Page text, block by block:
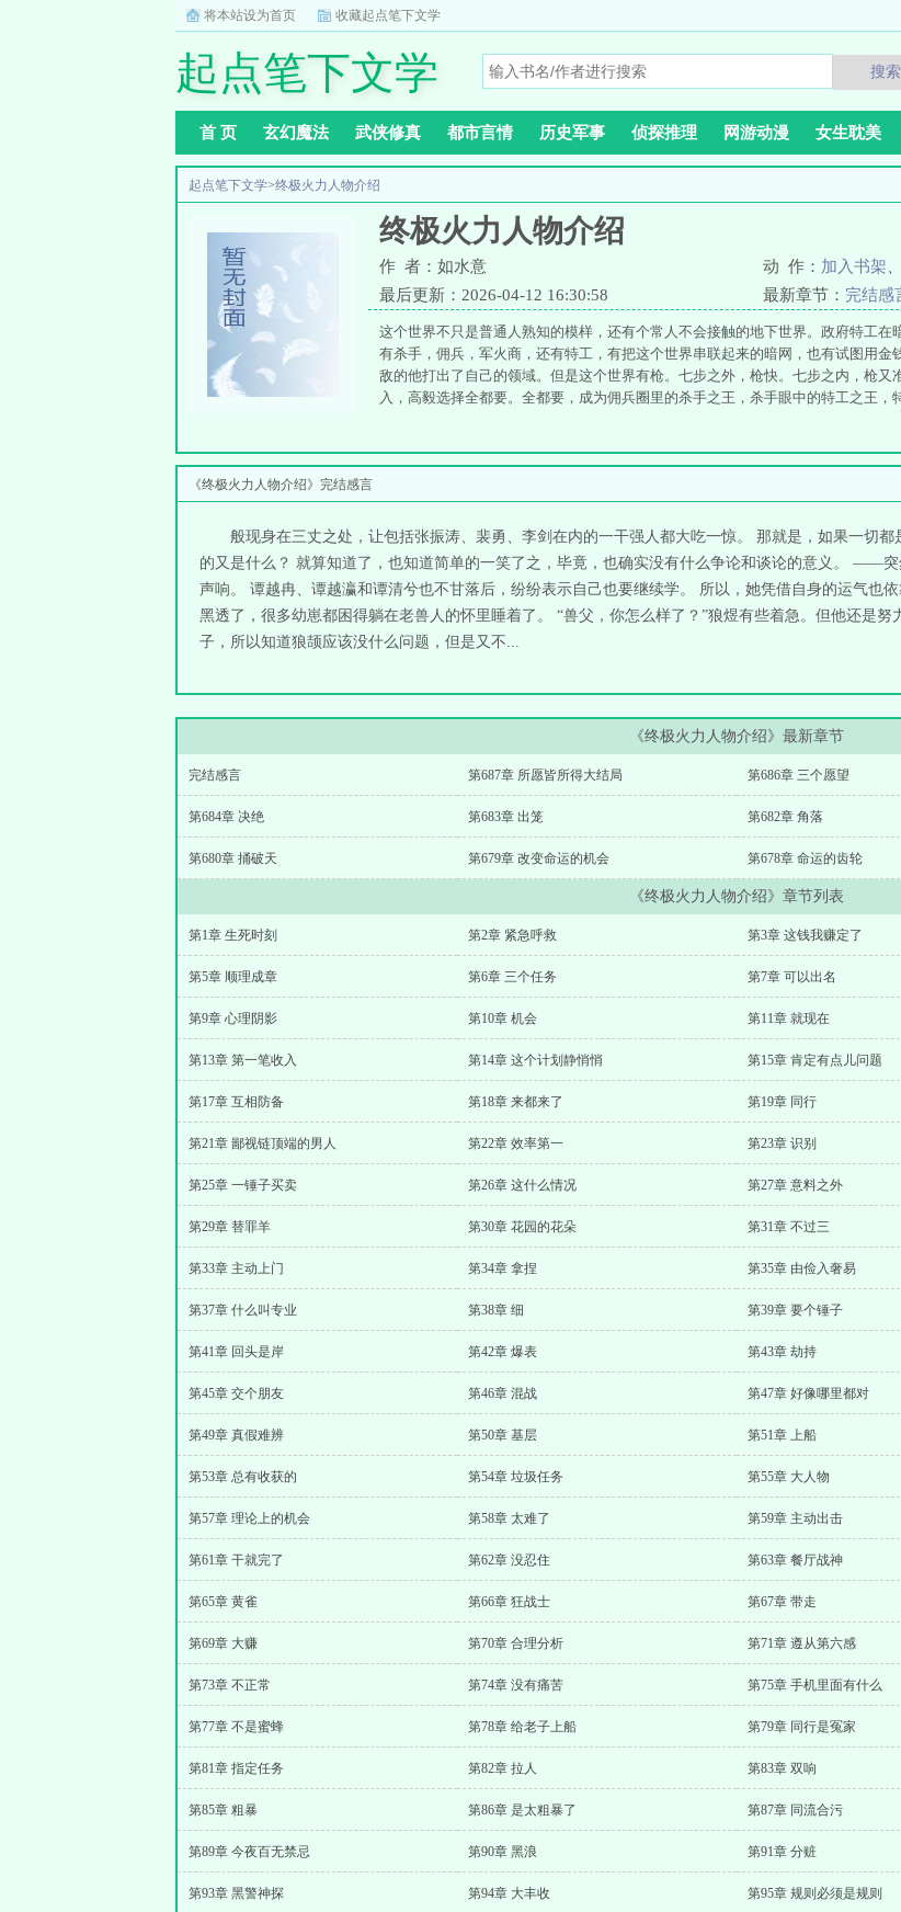
将本站设为首页 收藏起点笔下文学
起点笔下文学 搜索
首 页 玄幻魔法 武侠修真 都市言情 历史军事 侦探推理 网游动漫 女生耽美
起点笔下文学>终极火力人物介绍
终极火力人物介绍
作 者：如水意 动 作： 加入书架
最后更新：2026-04-12 16:30:58
最新章节： 完结感
这个世界不只是普通人熟知的模样，还有个常人不会接触的地下世界。政府特工在
有杀手，佣兵，军火商，还有特工，有把这个世界串联起来的暗网，也有试图用
敌的他打出了自己的领域。但是这个世界有枪。七步之外，枪快。七步之内，枪
入，高毅选择全都要。全都要，成为佣兵圈里的杀手之王，杀手眼中的特工之王
《终极火力人物介绍》完结感言
般现身在三丈之处，让包括张振涛、裴勇、李剑在内的一干强人都大吃一惊。 那就是，如果一切
的又是什么？ 就算知道了，也知道简单的一笑了之，毕竟，也确实没有什么争论和谈论的意义。 ——
声响。 谭越冉、谭越瀛和谭清兮也不甘落后，纷纷表示自己也要继续学。 所以，她凭借自身的运气也
黑透了，很多幼崽都困得躺在老兽人的怀里睡着了。 “兽父，你怎么样了？”狼煜有些着急。但他还是
子，所以知道狼颉应该没什么问题，但是又不...
《终极火力人物介绍》最新章节
完结感言 第687章 所愿皆所得大结局 第686章 三个愿望
第684章 决绝 第683章 出笼 第682章 角落
第680章 捅破天 第679章 改变命运的机会 第678章 命运的齿轮
《终极火力人物介绍》章节列表
第1章 生死时刻 第2章 紧急呼救 第3章 这钱我赚定了
第5章 顺理成章 第6章 三个任务 第7章 可以出名
第9章 心理阴影 第10章 机会 第11章 就现在
第13章 第一笔收入 第14章 这个计划静悄悄 第15章 肯定有点儿问题
第17章 互相防备 第18章 来都来了 第19章 同行
第21章 鄙视链顶端的男人 第22章 效率第一 第23章 识别
第25章 一锤子买卖 第26章 这什么情况 第27章 意料之外
第29章 替罪羊 第30章 花园的花朵 第31章 不过三
第33章 主动上门 第34章 拿捏 第35章 由俭入奢易
第37章 什么叫专业 第38章 细 第39章 要个锤子
第41章 回头是岸 第42章 爆表 第43章 劫持
第45章 交个朋友 第46章 混战 第47章 好像哪里都对
第49章 真假难辨 第50章 基层 第51章 上船
第53章 总有收获的 第54章 垃圾任务 第55章 大人物
第57章 理论上的机会 第58章 太难了 第59章 主动出击
第61章 干就完了 第62章 没忍住 第63章 餐厅战神
第65章 黄雀 第66章 狂战士 第67章 带走
第69章 大赚 第70章 合理分析 第71章 遵从第六感
第73章 不正常 第74章 没有痛苦 第75章 手机里面有什么
第77章 不是蜜蜂 第78章 给老子上船 第79章 同行是冤家
第81章 指定任务 第82章 拉人 第83章 双响
第85章 粗暴 第86章 是太粗暴了 第87章 同流合污
第89章 今夜百无禁忌 第90章 黑浪 第91章 分赃
第93章 黑警神探 第94章 大丰收 第95章 规则必须是规则